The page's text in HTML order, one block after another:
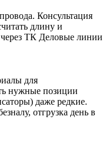
Консультация
длину и
ТК Деловые линии
для
нужные позиции
даже редкие.
отгрузка день в